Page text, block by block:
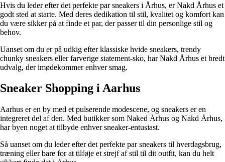
Hvis du leder efter det perfekte par sneakers i Århus, er Nakd Århus et
godt sted at starte. Med deres dedikation til stil, kvalitet og komfort kan
du være sikker på at finde et par, der passer til din personlige stil og
behov.
Uanset om du er på udkig efter klassiske hvide sneakers, trendy
chunky sneakers eller farverige statement-sko, har Nakd Århus et bredt
udvalg, der imødekommer enhver smag.
Sneaker Shopping i Aarhus
Aarhus er en by med et pulserende modescene, og sneakers er en
integreret del af den. Med butikker som Naked Århus og Nakd Århus,
har byen noget at tilbyde enhver sneaker-entusiast.
Så uanset om du leder efter det perfekte par sneakers til hverdagsbrug,
træning eller bare for at tilføje et strejf af stil til dit outfit, kan du helt